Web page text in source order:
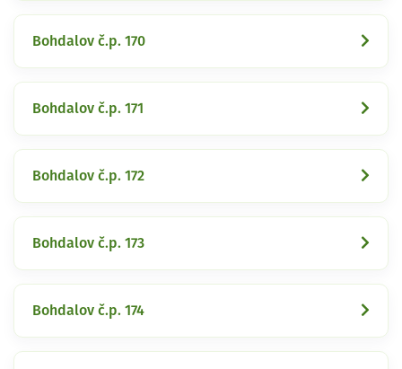
Bohdalov č.p. 170
Bohdalov č.p. 171
Bohdalov č.p. 172
Bohdalov č.p. 173
Bohdalov č.p. 174